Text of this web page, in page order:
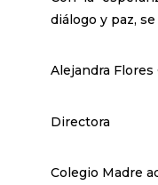
diálogo y paz,
Alejandra Flores
Directora
Colegio Madre